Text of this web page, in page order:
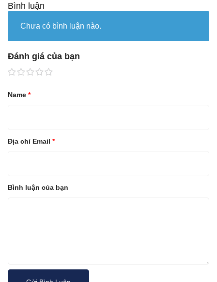
Bình luận
Chưa có bình luận nào.
Đánh giá của bạn
Bình luận của bạn
Name *
Địa chỉ Email *